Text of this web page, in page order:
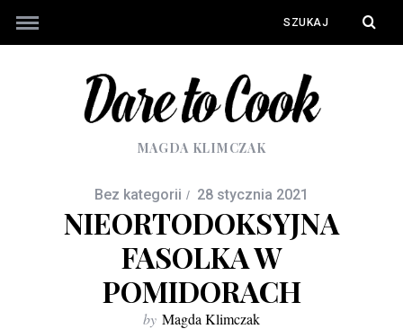
MAGDA KLIMCZAK
Bez kategorii 28 stycznia 2021
NIEORTODOKSYJNA
FASOLKA W
POMIDORACH
by Magda Klimczak